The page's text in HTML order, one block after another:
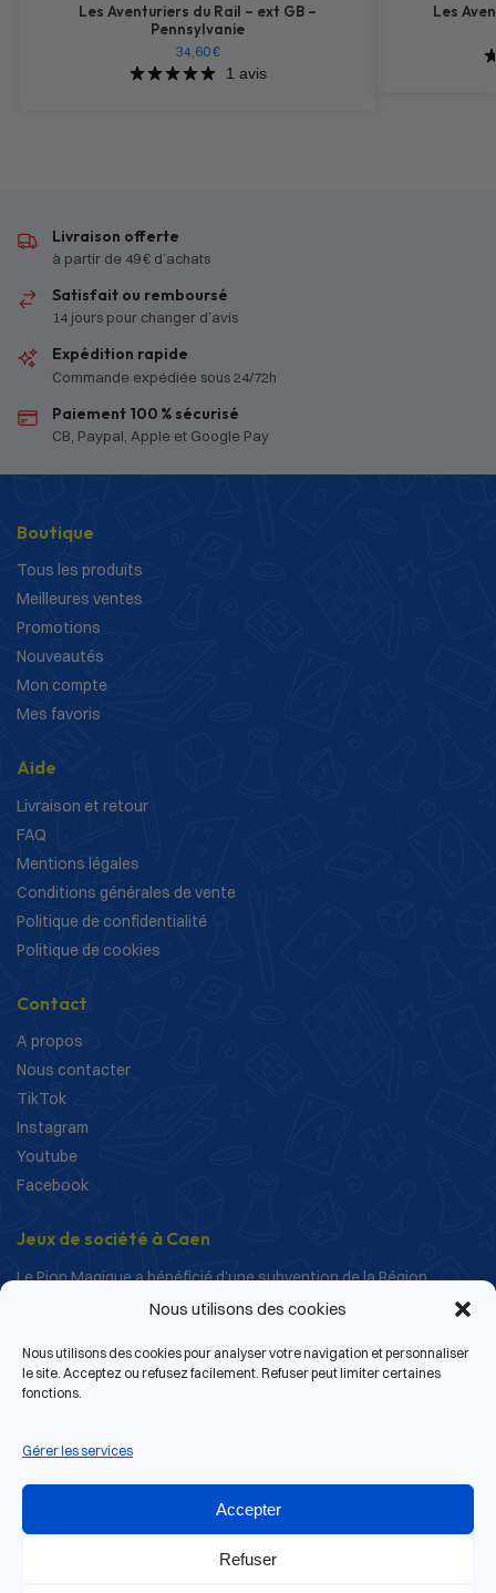
Nous utilisons des cookies
Nous utilisons des cookies pour analyser votre navigation et personnaliser
le site. Acceptez ou refusez facilement. Refuser peut limiter certaines
fonctions.
Gérer les services
Accepter
Refuser
Les Aventuriers du Rail – ext GB –
Pennsylvanie
34,60€
1 avis
Les
Livraison offerte
à partir de 49 € d’achats
Satisfait ou remboursé
14 jours pour changer d’avis
Expédition rapide
Commande expédiée sous 24/72h
Paiement 100 % sécurisé
CB, Paypal, Apple et Google Pay
Boutique
Tous les produits
Meilleures ventes
Promotions
Nouveautés
Mon compte
Mes favoris
Aide
Livraison et retour
FAQ
Mentions légales
Conditions générales de vente
Politique de confidentialité
Politique de cookies
Contact
A propos
Nous contacter
TikTok
Instagram
Youtube
Facebook
Jeux de société à Caen
Le Pion Magique a bénéficié d’une subvention de la Région
Normandie dans le cadre de ses actions de structuration et de